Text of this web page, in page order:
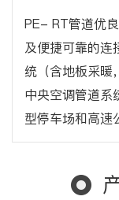
PE- RT管道优
及便捷可靠的连
统（含地板采暖
中央空调管道系
型停车场和高速